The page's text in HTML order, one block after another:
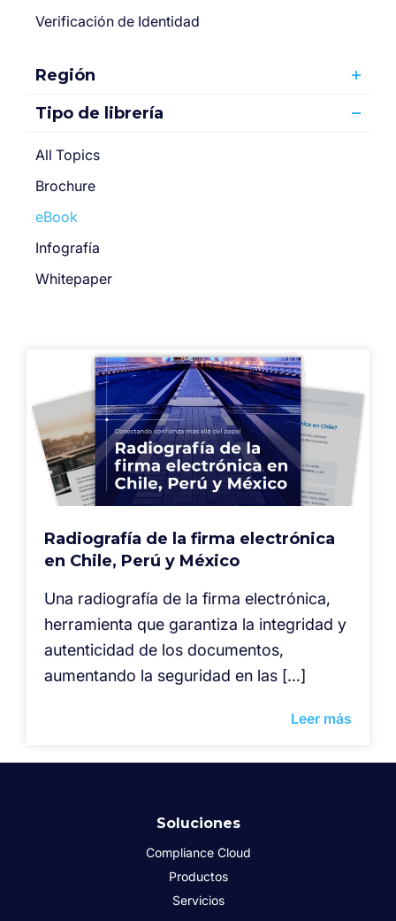
Verificación de Identidad
Región
Tipo de librería
All Topics
Brochure
eBook
Infografía
Whitepaper
Radiografía de la firma electrónica
en Chile, Perú y México
⁠Una radiografía de la firma electrónica,
herramienta que garantiza la integridad y
autenticidad de los documentos,
aumentando la seguridad en las […]
Leer más
Soluciones
Compliance Cloud
Productos
Servicios